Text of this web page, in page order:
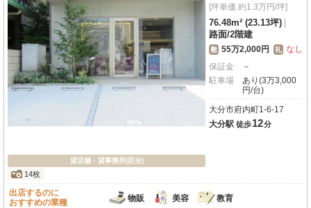
貸店舗・貸事務所(区分)
14枚
[坪単価 約1.3万円/坪]
76.48m² (23.13坪)
路面/2階建
敷 55万2,000円 礼 なし
保証金
－
駐車場
あり(3万3,000
円/台)
大分市府内町1-6-17
大分駅 徒歩12分
出店するのに
おすすめの業種
物販 美容 教育